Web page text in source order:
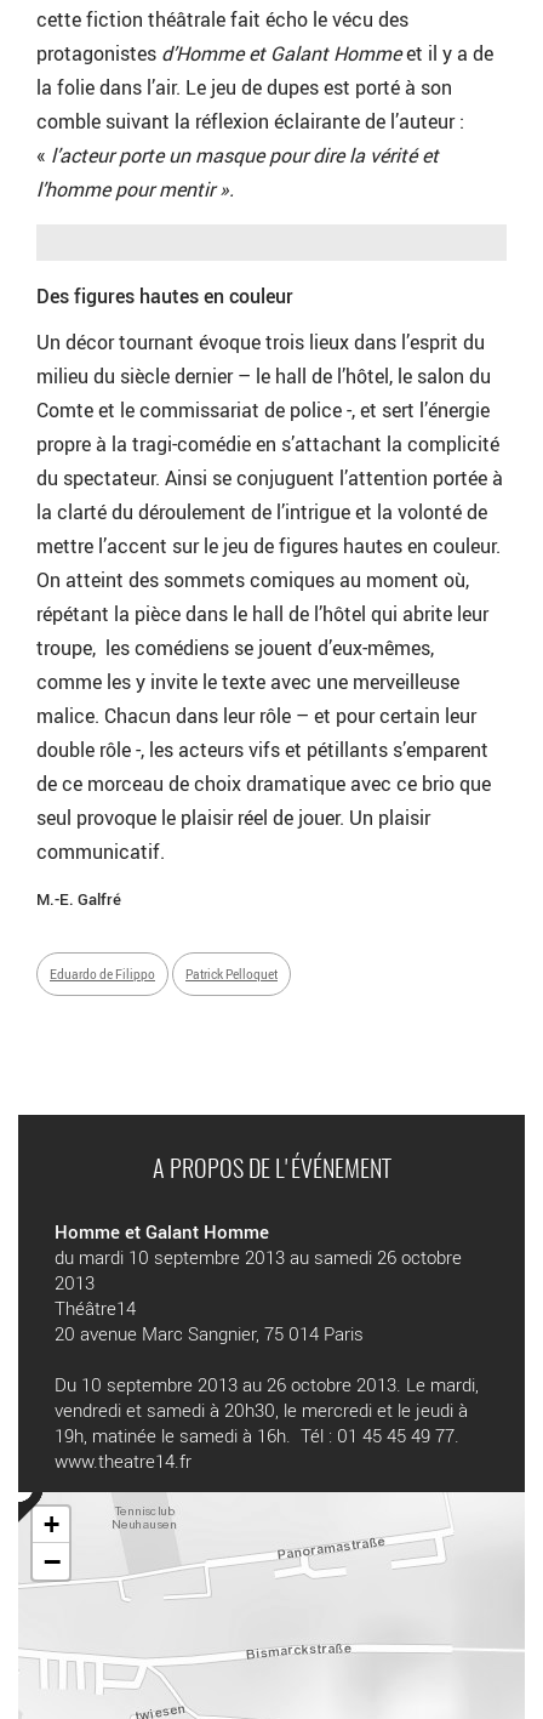
cette fiction théâtrale fait écho le vécu des
protagonistes d’Homme et Galant Hommeet il y a de
la folie dans l’air. Le jeu de dupes est porté à son
comble suivant la réflexion éclairante de l’auteur :
« l’acteur porte un masque pour dire la vérité et
l’homme pour mentir ».
Desfigures hautes en couleur
Un décor tournant évoque trois lieux dans l’esprit du
milieu du siècle dernier – le hall de l’hôtel, le salon du
Comte et le commissariat de police -, et sert l’énergie
propre à la tragi-comédie en s’attachant la complicité
du spectateur. Ainsi se conjuguent l’attention portée à
la clarté du déroulement de l’intrigue et la volonté de
mettre l’accent sur le jeu de figures hautes en couleur.
On atteint des sommets comiques au moment où,
répétant la pièce dans le hall de l’hôtel qui abrite leur
troupe, les comédiens se jouent d’eux-mêmes,
comme les y invite le texte avec une merveilleuse
malice. Chacun dans leur rôle – et pour certain leur
double rôle -, les acteurs vifs et pétillants s’emparent
de ce morceau de choix dramatique avec ce brio que
seul provoque le plaisir réel de jouer. Un plaisir
communicatif.
M.-E. Galfré
Eduardo de Filippo Patrick Pelloquet
A PROPOS DE L'ÉVÉNEMENT
Homme et Galant Homme
du mardi 10 septembre 2013 au samedi 26 octobre
2013
Théâtre14
20 avenue Marc Sangnier, 75 014 Paris
Du 10 septembre 2013 au 26 octobre 2013. Le mardi,
vendredi et samedi à 20h30, le mercredi et le jeudi à
19h, matinée le samedi à 16h. Tél : 01 45 45 49 77.
www.theatre14.fr
+
−